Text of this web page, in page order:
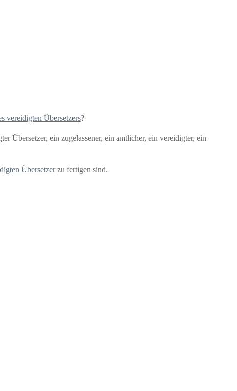
vereidigten Übersetzers?
Übersetzer, ein zugelassener, ein amtlicher, ein vereidigter, ein
Übersetzerzu fertigen sind.